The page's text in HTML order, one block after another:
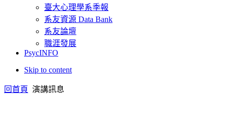
臺大心理學系季報
系友資源 Data Bank
系友論壇
職涯發展
PsycINFO
Skip to content
回首頁 演講訊息